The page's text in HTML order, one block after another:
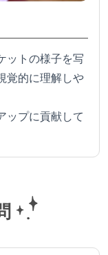
ットの様子を写
覚的に理解しや
ップに貢献して